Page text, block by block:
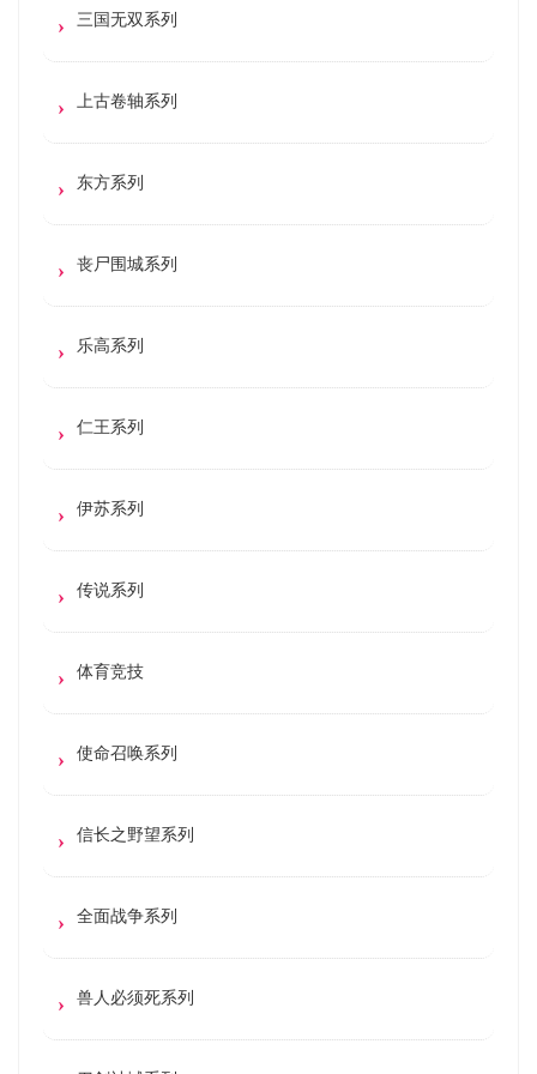
三国无双系列
上古卷轴系列
东方系列
丧尸围城系列
乐高系列
仁王系列
伊苏系列
传说系列
体育竞技
使命召唤系列
信长之野望系列
全面战争系列
兽人必须死系列